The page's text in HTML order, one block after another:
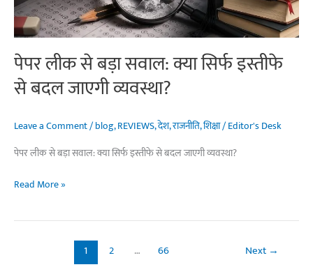
पेपर लीक से बड़ा सवाल: क्या सिर्फ इस्तीफे
से बदल जाएगी व्यवस्था?
Leave a Comment/blog,REVIEWS,देश,राजनीति,शिक्षा/Editor's Desk
पेपर लीक से बड़ा सवाल: क्या सिर्फ इस्तीफे से बदल जाएगी व्यवस्था?
पेपर
से
Read More »
1 2 … 66 Next →